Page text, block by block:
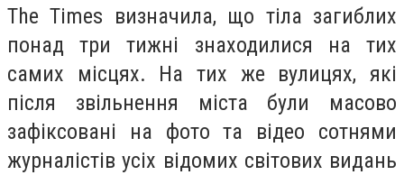
The Times визначила, що тіла загиблих
понад три тижні знаходилися на тих
самих місцях. На тих же вулицях, які
після звільнення міста були масово
зафіксовані на фото та відео сотнями
журналістів усіх відомих світових видань